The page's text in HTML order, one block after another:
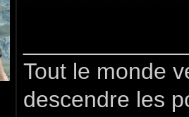
Tout le monde
descendre les